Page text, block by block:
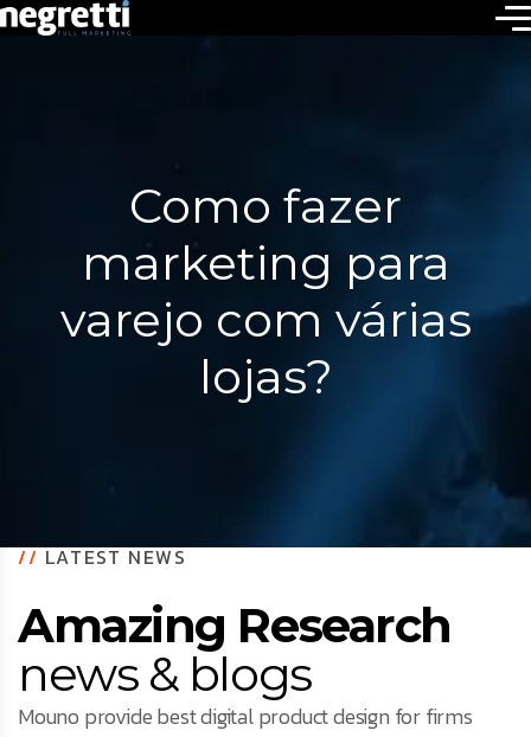
Como fazer
marketing para
varejo com várias
lojas?
//LATEST NEWS
Amazing Research
news & blogs
Mouno provide best digital product design for firms